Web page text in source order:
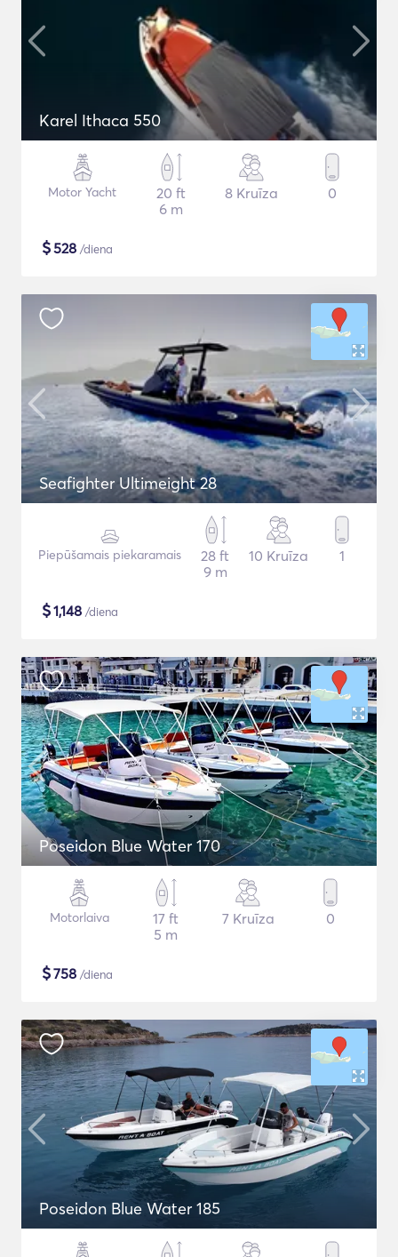
Karel Ithaca 550
Motor Yacht
20 ft
6 m
8 Kruīza 0
$528 /diena
Seafighter Ultimeight 28
Piepūšamais piekaramais
28 ft
9 m
10 Kruīza 1
$1,148 /diena
Poseidon Blue Water 170
Motorlaiva
17 ft
5 m
7 Kruīza 0
$758 /diena
Poseidon Blue Water 185